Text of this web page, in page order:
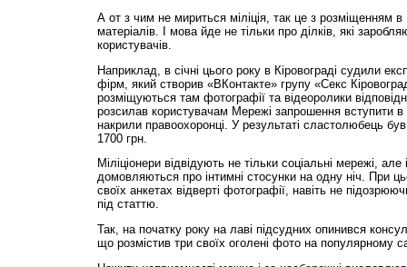
А от з чим не мириться міліція, так це з розміщенням
матеріалів. І мова йде не тільки про ділків, які
користувачів.
Наприклад, в січні цього року в Кіровограді судили
фірм, який створив «ВКонтакте» групу «Секс
розміщуються там фотографії та відеоролики
розсилав користувачам Мережі запрошення вступити в
накрили правоохоронці. У результаті сластолюбець
1700 грн.
Міліціонери відвідують не тільки соціальні мережі,
домовляються про інтимні стосунки на одну ніч. При
своїх анкетах відверті фотографії, навіть не
під статтю.
Так, на початку року на лаві підсудних опинився
що розмістив три своїх оголені фото на популярному